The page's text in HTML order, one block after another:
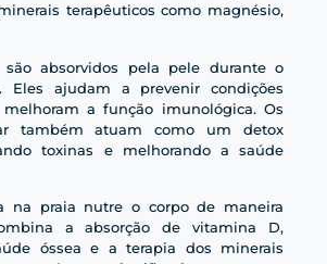
terapêuticos como magnésio,
são absorvidos pela pele durante o
Eles ajudam a prevenir condições
a função imunológica. Os
também atuam como um detox
toxinas e melhorando a saúde
na praia nutre o corpo de maneira
a absorção de vitamina D,
óssea e a terapia dos minerais